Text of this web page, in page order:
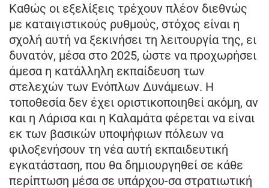
Καθώς οι εξελίξεις τρέχουν πλέον διεθνώς
με καταιγιστικούς ρυθμούς, στόχος είναι η
σχολή αυτή να ξεκινήσει τη λειτουργία της, ει
δυνατόν, μέσα στο 2025, ώστε να προχωρήσει
άμεσα η κατάλληλη εκπαίδευση των
στελεχών των Ενόπλων Δυνάμεων. Η
τοποθεσία δεν έχει οριστικοποιηθεί ακόμη, αν
και η Λάρισα και η Καλαμάτα φέρεται να είναι
εκ των βασικών υποψήφιων πόλεων να
φιλοξενήσουν τη νέα αυτή εκπαιδευτική
εγκατάσταση, που θα δημιουργηθεί σε κάθε
περίπτωση μέσα σε υπάρχου-σα στρατιωτική